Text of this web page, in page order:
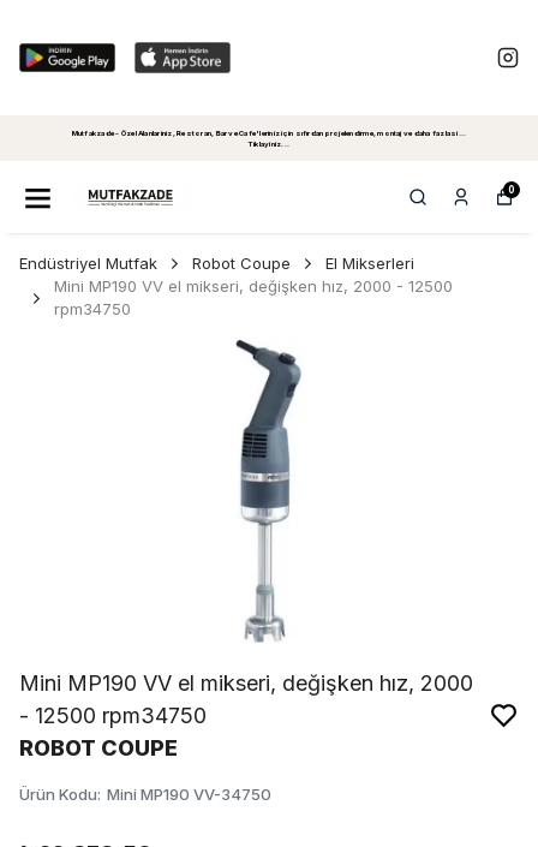
Mutfakzade - Özel Alanlariniz, Restoran, Bar ve Cafe'leriniz için sıfırdan projelendirme, montaj ve daha fazlasi...
Tiklayiniz...
0
Endüstriyel Mutfak Robot Coupe
El Mikserleri
Mini MP190 VV el mikseri, değişken hız, 2000 - 12500
rpm34750
Mini MP190 VV el mikseri, değişken hız, 2000
- 12500 rpm34750
ROBOT COUPE
Ürün Kodu: Mini MP190 VV-34750